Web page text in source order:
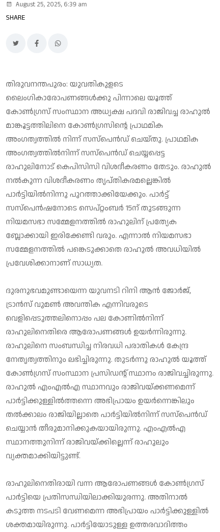
August 25, 2025, 6:39 am
SHARE
തിരുവനന്തപുരം: യുവതികുളടെ
ലൈംഗികാരോപണങ്ങള്‍ക്കു പിന്നാലെ യൂത്ത്
കോണ്‍ഗ്രസ് സംസ്ഥാന അധ്യക്ഷ പദവി രാജിവച്ച രാഹുല്‍
മാങ്കൂട്ടത്തിലിനെ കോണ്‍ഗ്രസിന്റെ പ്രാഥമിക
അംഗത്വത്തില്‍ നിന്ന് സസ്‌പെന്‍ഡ് ചെയ്തു. പ്രാഥമിക
അംഗത്വത്തില്‍നിന്ന് സസ്‌പെന്‍ഡ് ചെയ്യപ്പെട്ട
രാഹുലിനോട് കെപിസിസി വിശദീകരണം തേടും. രാഹുല്‍
നല്‍കുന്ന വിശദീകരണം തൃപ്തികരമല്ലെങ്കില്‍
പാര്‍ട്ടിയില്‍നിന്നു പുറത്താക്കിയേക്കും. പാര്‍ട്ട്
സസ്‌പെന്‍ഷനോടെ സെപ്റ്റംബര്‍ 15ന് തുടങ്ങുന്ന
നിയമസഭാ സമ്മേളനത്തില്‍ രാഹുലിന് പ്രത്യേക
ബ്ലോക്കായി ഇരിക്കേണ്ടി വരും. എന്നാല്‍ നിയമസഭാ
സമ്മേളനത്തില്‍ പങ്കെടുക്കാതെ രാഹുല്‍ അവധിയില്‍
പ്രവേശിക്കാനാണ് സാധ്യത.
ദുരനുഭവമുണ്ടായെന്ന യുവനടി റിനി ആന്‍ ജോര്‍ജ്,
ട്രാന്‍സ് വുമണ്‍ അവന്തിക എന്നിവരുടെ
വെളിപ്പെടുത്തലിനൊപ്പം പല കോണില്‍നിന്ന്
രാഹുലിനെതിരെ ആരോപണങ്ങള്‍ ഉയര്‍ന്നിരുന്നു.
രാഹുലിനെ സംബന്ധിച്ച നിരവധി പരാതികള്‍ കേന്ദ്ര
നേതൃത്വത്തിനും ലഭിച്ചിരുന്നു. തുടര്‍ന്നു രാഹുല്‍ യൂത്ത്
കോണ്‍ഗ്രസ് സംസ്ഥാന പ്രസിഡന്റ് സ്ഥാനം രാജിവച്ചിരുന്നു.
രാഹുല്‍ എംഎല്‍എ സ്ഥാനവും രാജിവയ്ക്കണമെന്ന്
പാര്‍ട്ടിക്കുള്ളില്‍ത്തന്നെ അഭിപ്രായം ഉയര്‍ന്നെങ്കിലും
തല്‍ക്കാലം രാജിയില്ലാതെ പാര്‍ട്ടിയില്‍നിന്ന് സസ്‌പെന്‍ഡ്
ചെയ്യാന്‍ തീരുമാനിക്കുകയായിരുന്നു. എംഎല്‍എ
സ്ഥാനത്തുനിന്ന് രാജിവയ്ക്കില്ലെന്ന് രാഹുലും
വ്യക്തമാക്കിയിട്ടുണ്ട്.
രാഹുലിനെതിരായി വന്ന ആരോപണങ്ങള്‍ കോണ്‍ഗ്രസ്
പാര്‍ട്ടിയെ പ്രതിസന്ധിയിലാക്കിയുരന്നു. അതിനാല്‍
കടുത്ത നടപടി വേണമെന്ന അഭിപ്രായം പാര്‍ട്ടിക്കുള്ളില്‍
ശക്തമായിരുന്നു. പാര്‍ട്ടിയോടുള്ള ഉത്തരവാദിത്തം